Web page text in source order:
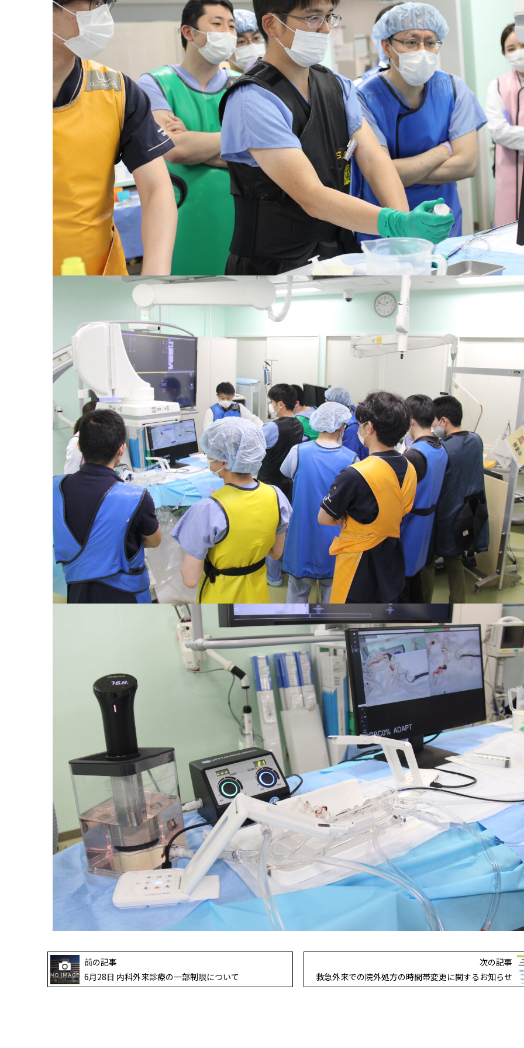
前の記事
6月28日 内科外来診療の一部制限について
次の記事
救急外来での院外処方の時間帯変更に関するお知らせ